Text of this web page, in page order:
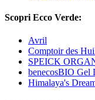
Scopri Ecco Verde:
Avril
Comptoir des
SPEICK
benecosBIO Gel
Himalaya's